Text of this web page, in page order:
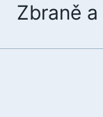
Zbraně